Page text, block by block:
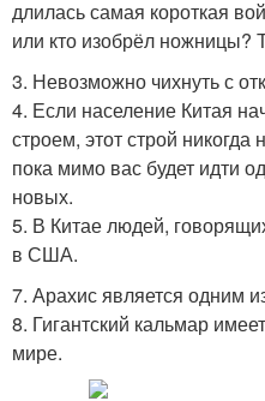
длилась самая короткая
или кто изобрёл ножницы?
3. Невозможно чихнуть с
4. Если население Китая
строем, этот строй никогда
пока мимо вас будет идти
новых.
5. В Китае людей,
в США.
7. Арахис является одним
8. Гигантский кальмар
мире.